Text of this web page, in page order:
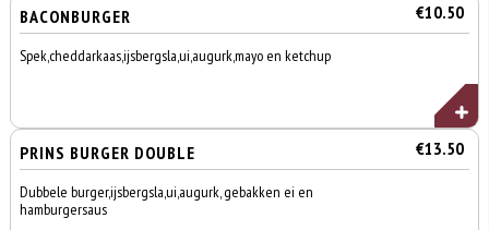
BACONBURGER €10.50
Spek,cheddarkaas,ijsbergsla,ui,augurk,mayo en ketchup
PRINS BURGER DOUBLE €13.50
Dubbele burger,ijsbergsla,ui,augurk, gebakken ei en
hamburgersaus